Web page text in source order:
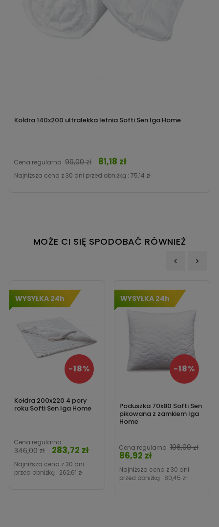
Kołdra 140x200 ultralekka letnia Softi Sen Iga Home
Cena regularna 99,00 zł Cena
81,18 zł
Najniższa cena z 30 dni przed obniżką : 75,14 zł
MOŻE CI SIĘ SPODOBAĆ RÓWNIEŻ
WYSYŁKA 24h
Kołdra 200x220 4 pory
roku Softi Sen Iga Home
Cena regularna
346,00 zł
-18%
Cena
283,72 zł
Najniższa cena z 30 dni
przed obniżką : 262,61 zł
WYSYŁKA 24h
Poduszka 70x80 Softi Sen
pikowana z zamkiem Iga
Home
Cena regularna 106,00 zł
-18%
Cena
86,92 zł
Najniższa cena z 30 dni
przed obniżką : 80,45 zł